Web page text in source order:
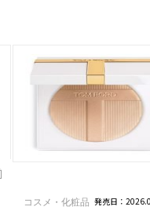
コスメ・化粧品 発売日：